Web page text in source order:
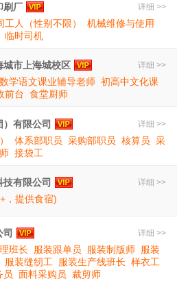
详细 >>
刷厂
工人（性别不限）
机械维修与使用
临时司机
详细 >>
城市上海城校区
学语文课业辅导老师 初高中文化课
前台 食堂厨师
详细 >>
有限公司
体系部职员 采购部职员 核算员 采
接袋工
详细 >>
有限公司
，提供食宿)
详细 >>
班长 服装跟单员 服装制版师 服装
服装缝纫工 服装生产线班长 样衣工
员 面料采购员 裁剪师